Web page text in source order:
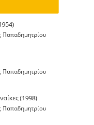
Παπαδημητρίου
Παπαδημητρίου
(1998)
Παπαδημητρίου